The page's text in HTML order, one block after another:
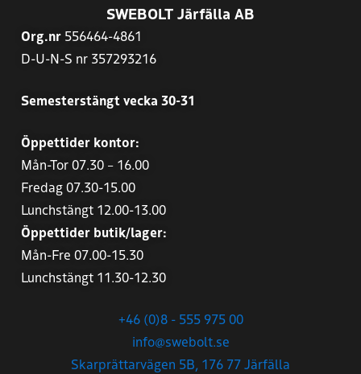
SWEBOLT Järfälla AB
Org.nr 556464-4861
D-U-N-S nr 357293216
Semesterstängt vecka 30-31
Öppettider kontor:
Mån-Tor 07.30 – 16.00
Fredag 07.30-15.00
Lunchstängt 12.00-13.00
Öppettider butik/lager:
Mån-Fre 07.00-15.30
Lunchstängt 11.30-12.30
+46 (0)8 - 555 975 00
info@swebolt.se
Skarprättarvägen 5B, 176 77 Järfälla